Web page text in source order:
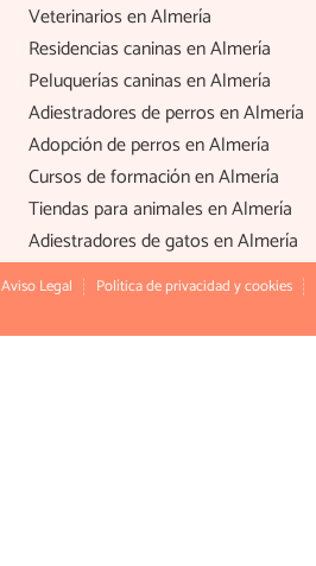
Veterinarios en Almería
Residencias caninas en Almería
Peluquerías caninas en Almería
Adiestradores de perros en Almería
Adopción de perros en Almería
Cursos de formación en Almería
Tiendas para animales en Almería
Adiestradores de gatos en Almería
Aviso Legal Política de privacidad y cookies